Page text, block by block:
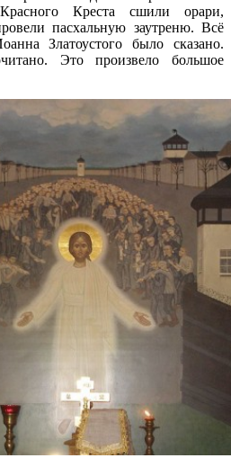
Креста сшили орари,
пасхальную заутреню. Всё
Златоустого было сказано.
Это произвело большое